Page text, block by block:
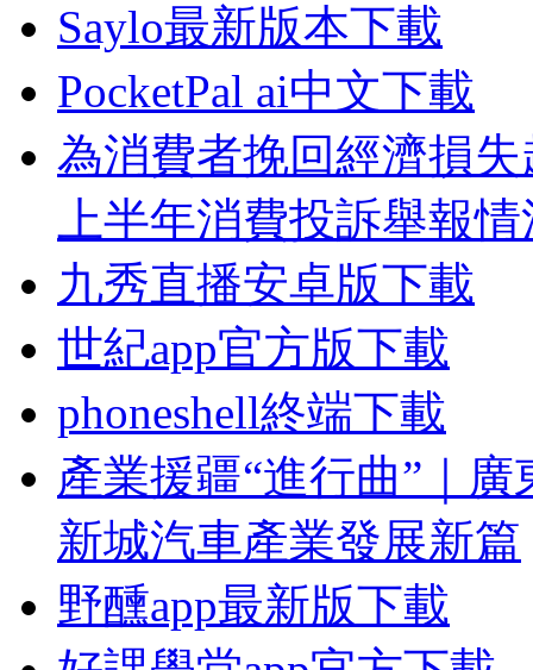
Saylo最新版本下載
PocketPal ai中文下載
為消費者挽回經濟損
上半年消費投訴舉報
九秀直播安卓版下載
世紀app官方版下載
phoneshell終端下載
產業援疆“進行曲”｜
新城汽車產業發展新篇
野醺app最新版下載